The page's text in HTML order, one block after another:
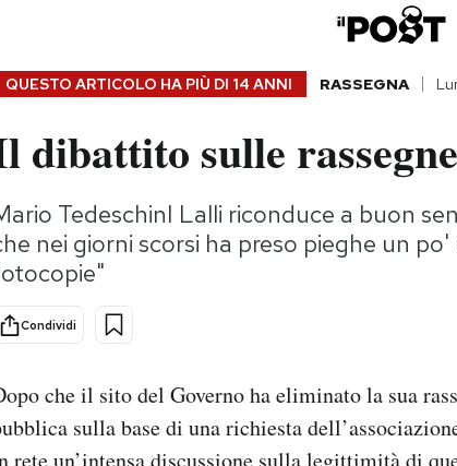
2026
QUESTO ARTICOLO HA PIÙ DI 14 ANNI RASSEGNA
dibattito sulle
TedeschinI Lalli riconduce a buon
nei giorni scorsi ha preso pieghe un
Condividi
che il sito del Governo ha eliminato la sua
sulla base di una richiesta